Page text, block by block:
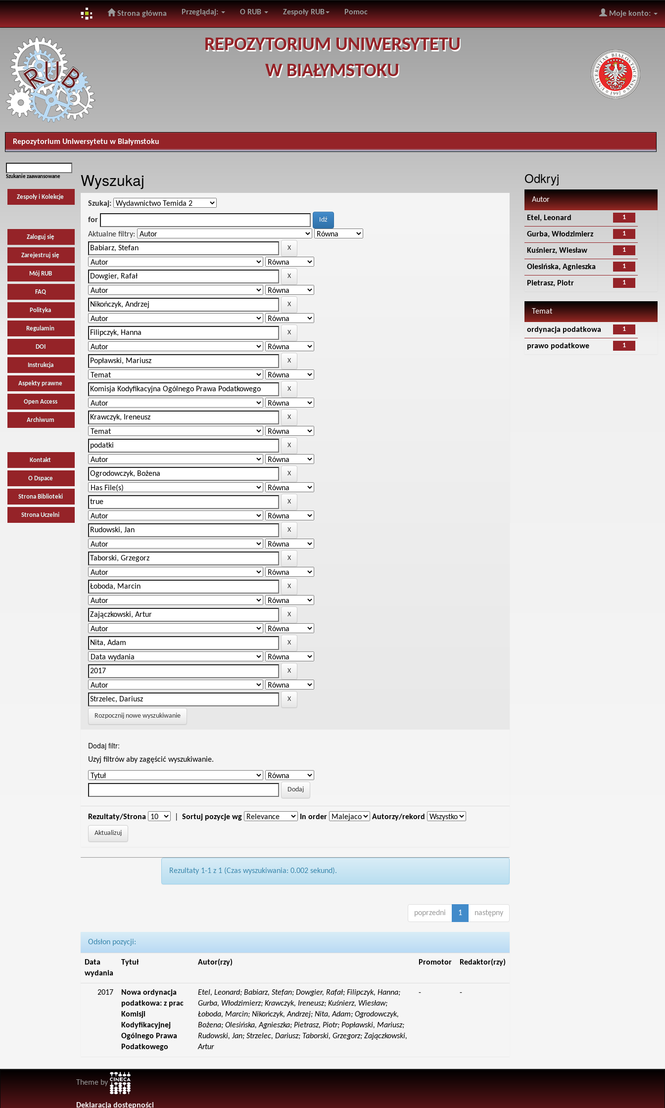
navigation
Strona główna Przeglądaj: O RUB Zespoły RUB Pomoc Moje konto:
REPOZYTORIUM UNIWERSYTETU
W BIAŁYMSTOKU
Repozytorium Uniwersytetu w Białymstoku
Szukanie zaawansowane
Zespoły i Kolekcje
Zaloguj się
Zarejestruj się
Mój RUB
FAQ
Polityka
Regulamin
DOI
Instrukcja
Aspekty prawne
Open Access
Archiwum
Kontakt
O Dspace
Strona Biblioteki
Strona Uczelni
Wyszukaj
Szukaj:
for
Aktualne filtry:
Rozpocznij nowe wyszukiwanie
Dodaj filtr:
Uzyj filtrów aby zagęścić wyszukiwanie.
Rezultaty/Strona Sortuj pozycje wg In order Autorzy/rekord
Rezultaty 1-1 z 1 (Czas wyszukiwania: 0.002 sekund).
poprzedni 1 następny
Odsłon pozycji:
Data
wydania
Tytuł Autor(rzy) Promotor Redaktor(rzy)
2017
Nowa ordynacja
podatkowa: z prac
Komisji
Kodyfikacyjnej
Ogólnego Prawa
Podatkowego
Etel, Leonard; Babiarz, Stefan; Dowgier, Rafał; Filipczyk, Hanna;
Gurba, Włodzimierz; Krawczyk, Ireneusz; Kuśnierz, Wiesław;
Łoboda, Marcin; Nikończyk, Andrzej; Nita, Adam; Ogrodowczyk,
Bożena; Olesińska, Agnieszka; Pietrasz, Piotr; Popławski, Mariusz;
Rudowski, Jan; Strzelec, Dariusz; Taborski, Grzegorz; Zajączkowski,
Artur
- -
Odkryj
Autor
1
Etel, Leonard
1
Gurba, Włodzimierz
1
Kuśnierz, Wiesław
1
Olesińska, Agnieszka
1
Pietrasz, Piotr
Temat
1
ordynacja podatkowa
1
prawo podatkowe
Theme by
Deklaracja dostępności